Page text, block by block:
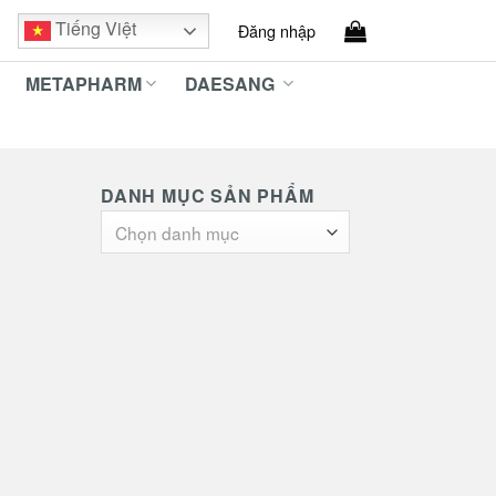
Tiếng Việt Đăng nhập
METAPHARM
DAESANG
DANH MỤC SẢN PHẨM
Chọn danh mục